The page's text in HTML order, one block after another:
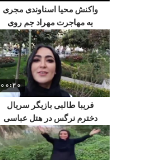
واکنش محیا اسناوندی مجری
به مهاجرت مهراد جم روی
آنتن زنده
00:20
فریبا طالبی بازیگر سریال
دخترم نرگس در هتل عباسی
اصفهان